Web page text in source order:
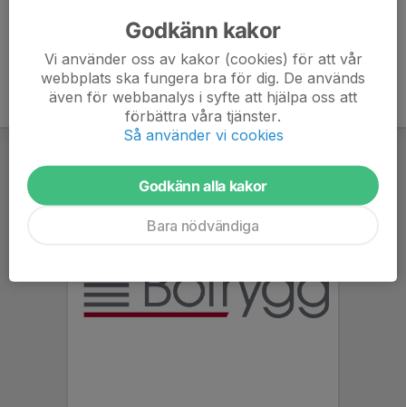
Godkänn kakor
Vi använder oss av kakor (cookies) för att vår
webbplats ska fungera bra för dig. De används
även för webbanalys i syfte att hjälpa oss att
förbättra våra tjänster.
Så använder vi cookies
Godkänn alla kakor
Bara nödvändiga